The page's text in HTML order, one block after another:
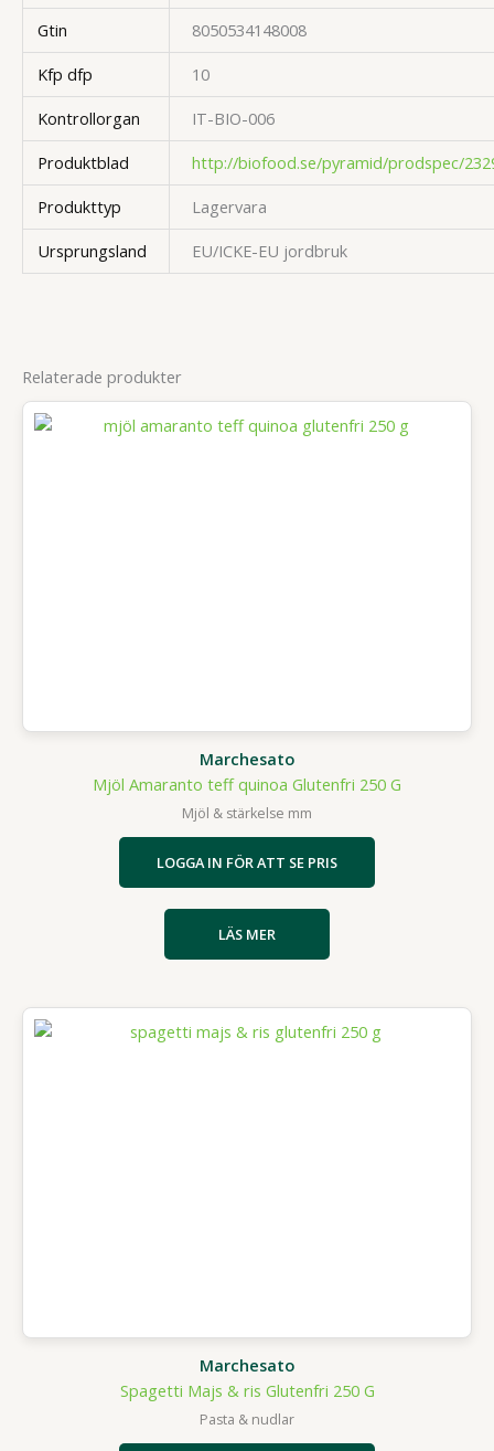
Gtin
8050534148008
Kfp dfp
10
Kontrollorgan
IT-BIO-006
Produktblad
http://biofood.se/pyramid/prodspec/
Produkttyp
Lagervara
Ursprungsland
EU/ICKE-EU jordbruk
Relaterade produkter
Marchesato
Mjöl Amaranto teff quinoa Glutenfri 250 G
Mjöl & stärkelse mm
LOGGA IN FÖR ATT SE PRIS
LÄS MER
Marchesato
Spagetti Majs & ris Glutenfri 250 G
Pasta & nudlar